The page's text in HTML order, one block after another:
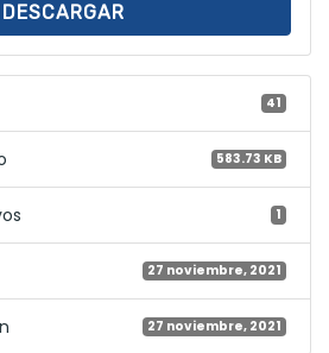
DESCARGAR
41
583.73 KB
1
27 noviembre, 2021
27 noviembre, 2021